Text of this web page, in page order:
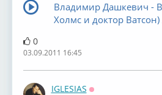
Владимир Дашкевич -
Холмс и доктор
0
03.09.2011 16:45
IGLESIAS